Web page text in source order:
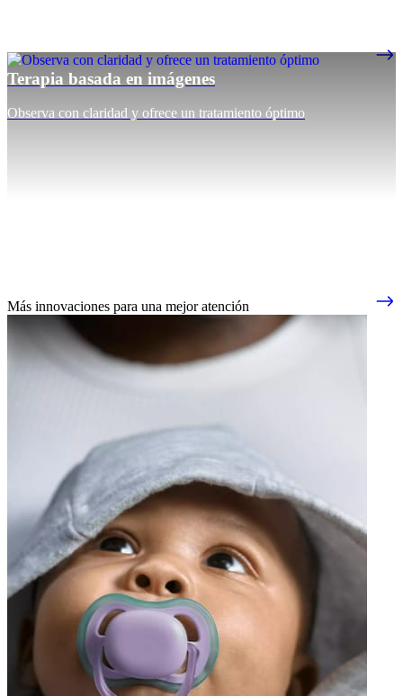
Terapia basada en imágenes
Observa con claridad y ofrece un tratamiento óptimo
Más innovaciones para una mejor atención